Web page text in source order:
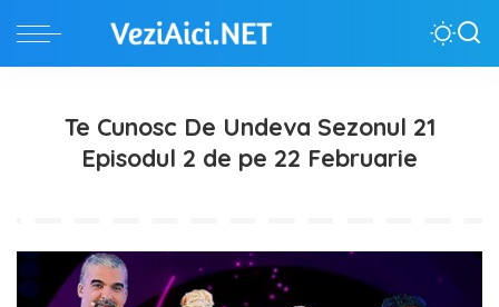
Te Cunosc De Undeva Sezonul 21
Episodul 2 de pe 22 Februarie